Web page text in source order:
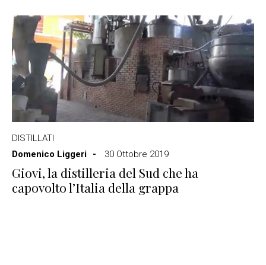
DISTILLATI
Domenico Liggeri
30 Ottobre 2019
Giovi, la distilleria del Sud che ha
capovolto l’Italia della grappa